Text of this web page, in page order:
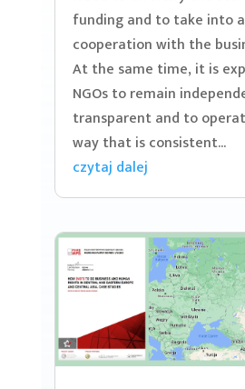
funding and to take into
cooperation with the
At the same time, it is
NGOs to remain
transparent and to
way that is consistent...
czytaj dalej